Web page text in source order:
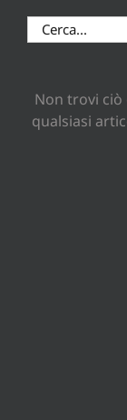
Cerca
per:
Non trovi ciò
qualsiasi